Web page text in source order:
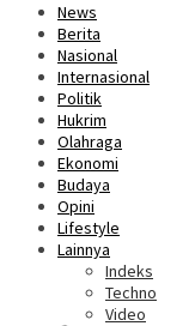
News
Berita
Nasional
Internasional
Politik
Hukrim
Olahraga
Ekonomi
Budaya
Opini
Lifestyle
Lainnya
Indeks
Techno
Video